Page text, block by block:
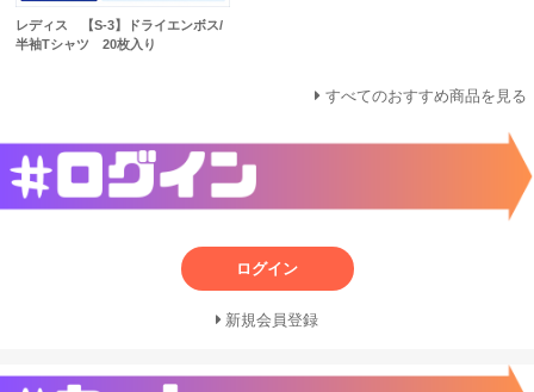
レディス 【S-3】ドライエンボス/
半袖Tシャツ 20枚入り
すべてのおすすめ商品を見る
ログイン
新規会員登録